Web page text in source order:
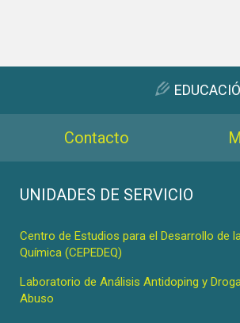
Contacto
UNIDADES DE SERVICIO
Centro de Estudios para el Desarrollo de
Química (CEPEDEQ)
Laboratorio de Análisis Antidoping y
Abuso